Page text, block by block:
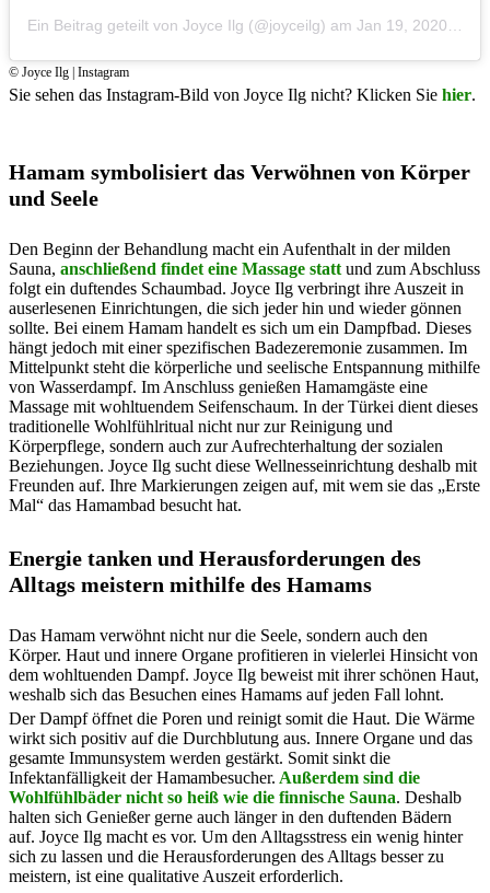
Ein Beitrag geteilt von Joyce Ilg (@joyceilg) am Jan 19, 2020 um 3:57 PST
© Joyce Ilg | Instagram
Sie sehen das Instagram-Bild von Joyce Ilg nicht? Klicken Sie hier.
Hamam symbolisiert das Verwöhnen von Körper
und Seele
Den Beginn der Behandlung macht ein Aufenthalt in der milden
Sauna, anschließend findet eine Massage statt und zum Abschluss
folgt ein duftendes Schaumbad. Joyce Ilg verbringt ihre Auszeit in
auserlesenen Einrichtungen, die sich jeder hin und wieder gönnen
sollte. Bei einem Hamam handelt es sich um ein Dampfbad. Dieses
hängt jedoch mit einer spezifischen Badezeremonie zusammen. Im
Mittelpunkt steht die körperliche und seelische Entspannung mithilfe
von Wasserdampf. Im Anschluss genießen Hamamgäste eine
Massage mit wohltuendem Seifenschaum. In der Türkei dient dieses
traditionelle Wohlfühlritual nicht nur zur Reinigung und
Körperpflege, sondern auch zur Aufrechterhaltung der sozialen
Beziehungen. Joyce Ilg sucht diese Wellnesseinrichtung deshalb mit
Freunden auf. Ihre Markierungen zeigen auf, mit wem sie das „Erste
Mal“ das Hamambad besucht hat.
Energie tanken und Herausforderungen des
Alltags meistern mithilfe des Hamams
Das Hamam verwöhnt nicht nur die Seele, sondern auch den
Körper. Haut und innere Organe profitieren in vielerlei Hinsicht von
dem wohltuenden Dampf. Joyce Ilg beweist mit ihrer schönen Haut,
weshalb sich das Besuchen eines Hamams auf jeden Fall lohnt.
Der Dampf öffnet die Poren und reinigt somit die Haut. Die Wärme
wirkt sich positiv auf die Durchblutung aus. Innere Organe und das
gesamte Immunsystem werden gestärkt. Somit sinkt die
Infektanfälligkeit der Hamambesucher. Außerdem sind die
Wohlfühlbäder nicht so heiß wie die finnische Sauna. Deshalb
halten sich Genießer gerne auch länger in den duftenden Bädern
auf. Joyce Ilg macht es vor. Um den Alltagsstress ein wenig hinter
sich zu lassen und die Herausforderungen des Alltags besser zu
meistern, ist eine qualitative Auszeit erforderlich.